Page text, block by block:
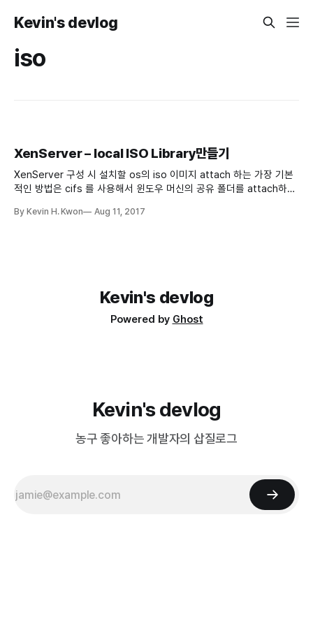
Kevin's devlog
iso
XenServer – local ISO Library만들기
XenServer 구성 시 설치할 os의 iso 이미지 attach 하는 가장 기본
적인 방법은 cifs 를 사용해서 윈도우 머신의 공유 폴더를 attach하여
에는 xenserver host에 local iso library를 만들어 사용하면 된다.
By Kevin H. Kwon Aug 11, 2017
Kevin's devlog
Powered by Ghost
Kevin's devlog
농구 좋아하는 개발자의 삽질로그